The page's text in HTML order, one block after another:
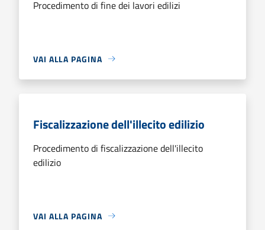
Procedimento di fine dei lavori edilizi
VAI ALLA PAGINA
Fiscalizzazione dell'illecito edilizio
Procedimento di fiscalizzazione dell'illecito
edilizio
VAI ALLA PAGINA